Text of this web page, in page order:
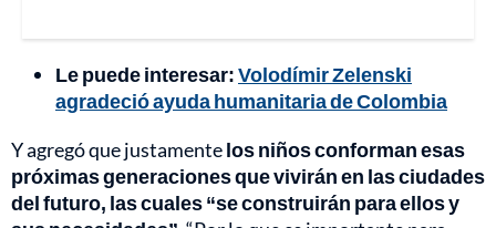
Le puede interesar:Volodímir Zelenski
agradeció ayuda humanitaria de Colombia
Y agregó que justamentelos niños conforman esas
próximas generaciones que vivirán en las ciudades
del futuro, las cuales “se construirán para ellos y